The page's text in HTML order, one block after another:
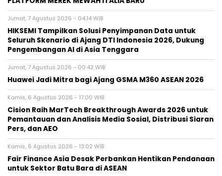
Jumat, 7 Agustus 2026 - 04:14 WIB
HIKSEMI Tampilkan Solusi Penyimpanan Data untuk
Seluruh Skenario di Ajang DTI Indonesia 2026, Dukung
Pengembangan AI di Asia Tenggara
Jumat, 7 Agustus 2026 - 00:42 WIB
Huawei Jadi Mitra bagi Ajang GSMA M360 ASEAN 2026
Kamis, 6 Agustus 2026 - 17:00 WIB
Cision Raih MarTech Breakthrough Awards 2026 untuk
Pemantauan dan Analisis Media Sosial, Distribusi Siaran
Pers, dan AEO
Kamis, 6 Agustus 2026 - 13:02 WIB
Fair Finance Asia Desak Perbankan Hentikan Pendanaan
untuk Sektor Batu Bara di ASEAN